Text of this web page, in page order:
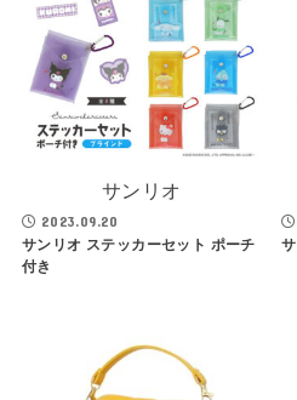
サンリオ
2023.09.20
サンリオ ステッカーセット ポーチ
付き